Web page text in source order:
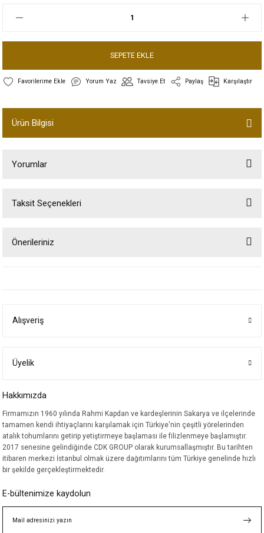
SEPETE EKLE
Yorum Yaz Tavsiye Et Paylaş Karşılaştır
Ürün Bilgisi
Yorumlar
Taksit Seçenekleri
Önerileriniz
Ürün bilgilerinde hatalar bulunuyor.
Bu ürüne benzer farklı alternatifler olmalı.
Alışveriş
Üyelik
Hakkımızda
Firmamızın 1960 yılında Rahmi Kapdan ve kardeşlerinin Sakarya ve ilçelerinde
tamamen kendi ihtiyaçlarını karşılamak için Türkiye'nin çeşitli yörelerinden
atalık tohumlarını getirip yetiştirmeye başlaması ile filizlenmeye başlamıştır.
2017 senesine gelindiğinde CDK GROUP olarak kurumsallaşmıştır. Bu tarihten
itibaren merkezi İstanbul olmak üzere dağıtımlarını tüm Türkiye genelinde hızlı
bir şekilde gerçekleştirmektedir.
E-bültenimize kaydolun